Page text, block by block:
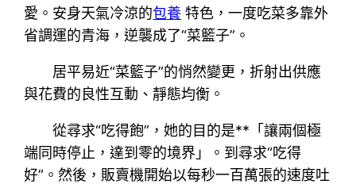
愛。安身天氣冷涼的包養 特色，一度吃菜多靠外
省調運的青海，逆襲成了“菜籃子”。
居平易近“菜籃子”的悄然變更，折射出供應
與花費的良性互動、靜態均衡。
從尋求“吃得飽”，她的目的是**「讓兩個極
端同時停止，達到零的境界」。到尋求“吃得
好”。然後，販賣機開始以每秒一百萬張的速度吐